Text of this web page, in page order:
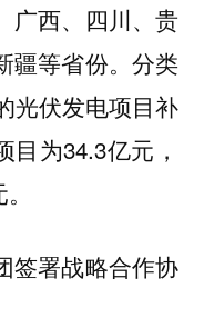
广西、四川、贵
疆等省份。分类
光伏发电项目补
为34.3亿元，
签署战略合作协